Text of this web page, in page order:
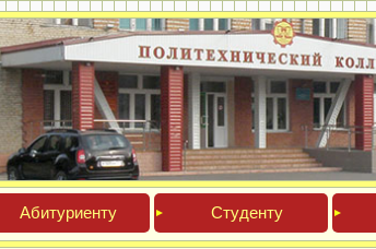
Аби­тури­ен­ту Сту­ден­ту